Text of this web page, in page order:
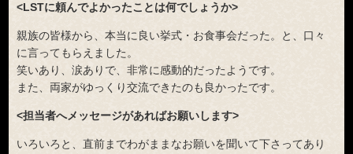
<LSTに頼んでよかったことは何でしょうか>
親族の皆様から、本当に良い挙式・お食事会だった。と、口々
に言ってもらえました。
笑いあり、涙ありで、非常に感動的だったようです。
また、両家がゆっくり交流できたのも良かったです。
<担当者へメッセージがあればお願いします>
いろいろと、直前までわがままなお願いを聞いて下さってあり